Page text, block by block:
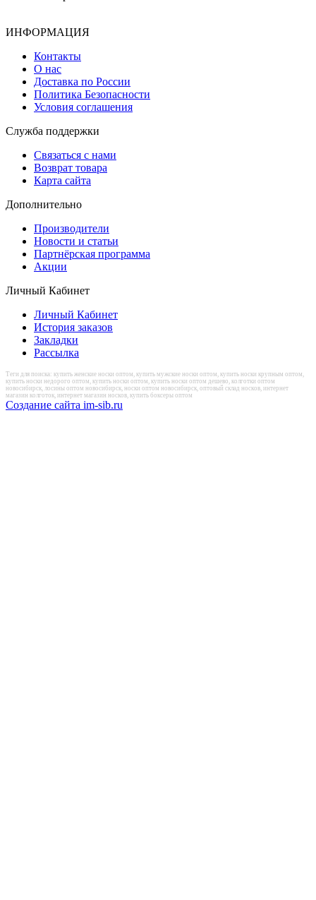
ИНФОРМАЦИЯ
Контакты
О нас
Доставка по России
Политика Безопасности
Условия соглашения
Служба поддержки
Связаться с нами
Возврат товара
Карта сайта
Дополнительно
Производители
Новости и статьи
Партнёрская программа
Акции
Личный Кабинет
Личный Кабинет
История заказов
Закладки
Рассылка
Теги для поиска: купить женские носки оптом, купить мужские носки оптом, купить носки крупным оптом,
купить носки недорого оптом, купить носки оптом, купить носки оптом дешево, колготки оптом
новосибирск, лосины оптом новосибирск, носки оптом новосибирск, оптовый склад носков, интернет
магазин колготок, интернет магазин носков, купить боксеры оптом
Создание сайта im-sib.ru